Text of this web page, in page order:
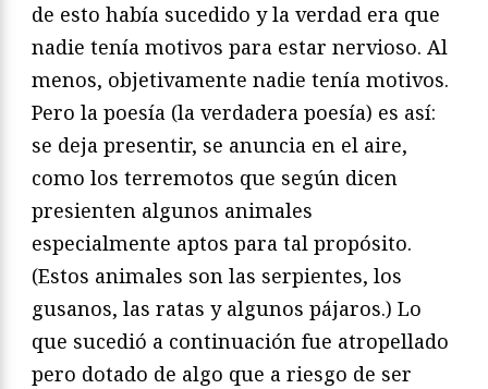
de esto había sucedido y la verdad era que
nadie tenía motivos para estar nervioso. Al
menos, objetivamente nadie tenía motivos.
Pero la poesía (la verdadera poesía) es así:
se deja presentir, se anuncia en el aire,
como los terremotos que según dicen
presienten algunos animales
especialmente aptos para tal propósito.
(Estos animales son las serpientes, los
gusanos, las ratas y algunos pájaros.) Lo
que sucedió a continuación fue atropellado
pero dotado de algo que a riesgo de ser